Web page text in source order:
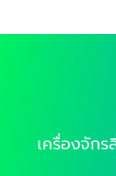
เครื่องจัก